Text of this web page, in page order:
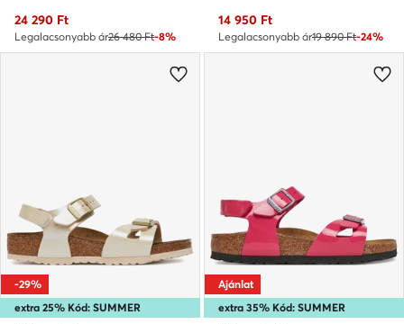
Aktuális ár
24 290 Ft
Legalacsonyabb ár26 480 Ft-8%
Aktuális ár
14 950 Ft
Legalacsonyabb ár19 890 Ft-24%
extra 25% Kód: SUMMER
-29%
extra 35% Kód: SUMMER
Ajánlat